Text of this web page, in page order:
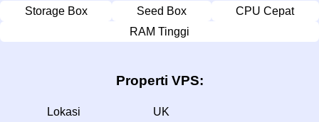
Storage Box Seed Box
CPU Cepat
RAM Tinggi
Properti VPS:
Lokasi
UK